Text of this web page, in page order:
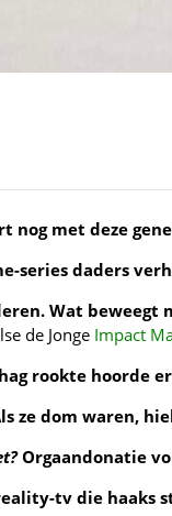
nog met deze
series daders
Wat beweegt
de Jonge Impact
rookte hoorde
ze dom waren,
Orgaandonatie
tv die haaks